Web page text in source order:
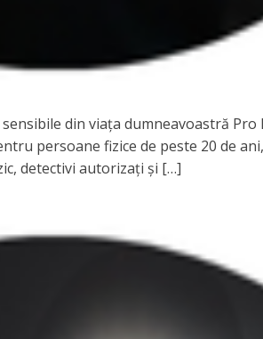
din viața dumneavoastră Pro
persoane fizice de peste 20 de
detectivi autorizați și […]